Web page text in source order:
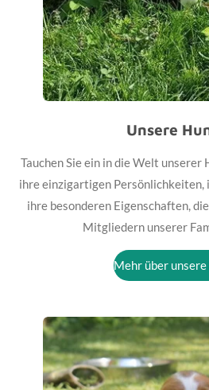
Unsere
Tauchen Sie ein in die Welt unserer
ihre einzigartigen Persönlichkeiten,
ihre besonderen Eigenschaften,
Mitgliedern unserer
Mehr über unsere